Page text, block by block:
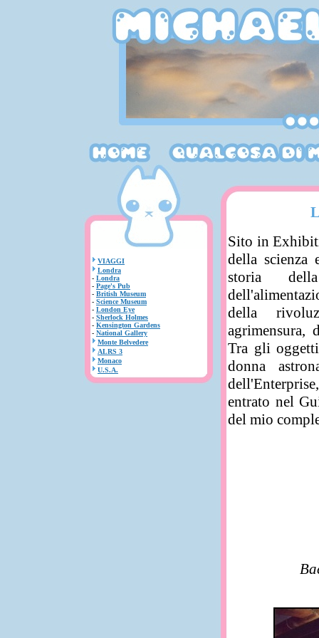
VIAGGI
Londra
- Londra
- Page's Pub
- British Museum
- Science Museum
- London Eye
- Sherlock Holmes
- Kensington Gardens
- National Gallery
Monte Belvedere
ALRS 3
Monaco
U.S.A.
Sito in
della scienza
storia
della
agrimensura,
Tra gli
donna
entrato nel
del mio